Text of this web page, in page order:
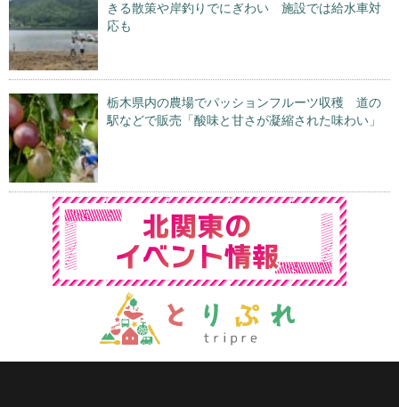
きる散策や岸釣りでにぎわい 施設では給水車対
応も
栃木県内の農場でパッションフルーツ収穫 道の
駅などで販売「酸味と甘さが凝縮された味わい」